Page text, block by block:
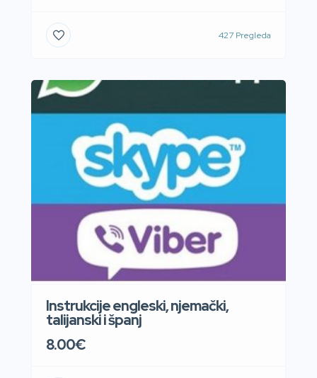
427 Pregleda
Instrukcije engleski, njemački,
talijanski i španj
8.00€